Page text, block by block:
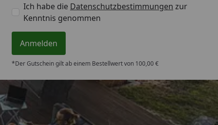
Ich habe die Datenschutzbestimmungen zur
Kenntnis genommen
Anmelden
*Der Gutschein gilt ab einem Bestellwert von 100,00 €
Trusted Shops